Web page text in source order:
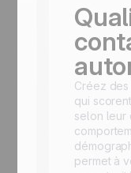
Créez
qui
selon leur
permet à